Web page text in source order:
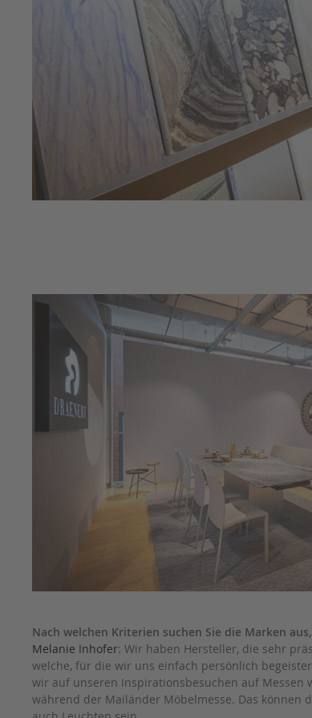
Nach welchen Kriterien suchen Sie die Marken
Melanie Inhofer: Wir haben Hersteller, die sehr
welche, für die wir uns einfach persönlich
wir auf unseren Inspirationsbesuchen auf Messen
während der Mailänder Möbelmesse. Das können